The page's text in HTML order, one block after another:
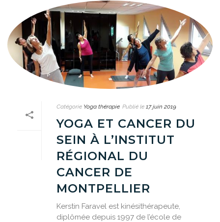
Catégorie Yoga thérapie Publié le 17 juin 2019
YOGA ET CANCER DU
SEIN À L’INSTITUT
RÉGIONAL DU
CANCER DE
MONTPELLIER
Kerstin Faravel est kinésithérapeute,
diplômée depuis 1997 de l’école de